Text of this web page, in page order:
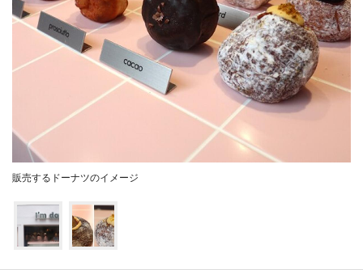
販売するドーナツのイメージ